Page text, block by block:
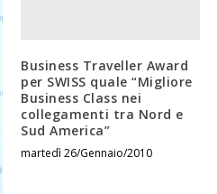
Business Traveller Award
per SWISS quale “Migliore
Business Class nei
collegamenti tra Nord e
Sud America”
martedì 26/Gennaio/2010